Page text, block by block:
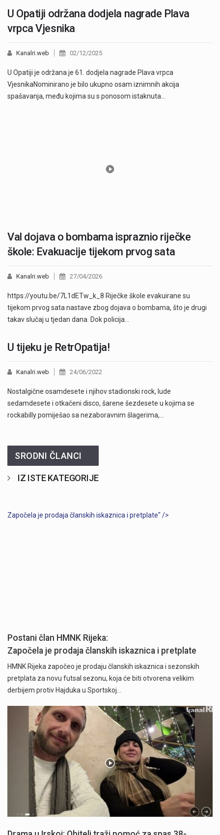
U Opatiji održana dodjela nagrade Plava
vrpca Vjesnika
Kanalri.web 02/12/2025
U Opatiji je održana je 61. dodjela nagrade Plava vrpca
VjesnikaNominirano je bilo ukupno osam iznimnih akcija
spašavanja, među kojima su s ponosom istaknuta…
Val dojava o bombama ispraznio riječke
škole: Evakuacije tijekom prvog sata
Kanalri.web 27/04/2026
https://youtu.be/7L1dETw_k_8 Riječke škole evakuirane su
tijekom prvog sata nastave zbog dojava o bombama, što je drugi
takav slučaj u tjedan dana. Dok policija…
U tijeku je RetrOpatija!
Kanalri.web 24/06/2022
Nostalgične osamdesete i njihov stadionski rock, lude
sedamdesete i otkačeni disco, šarene šezdesete u kojima se
rockabilly pomiješao sa nezaboravnim šlagerima,…
SRODNI ČLANCI
IZ ISTE KATEGORIJE
Započela je prodaja članskih iskaznica i pretplate" />
Postani član HMNK Rijeka:
Započela je prodaja članskih iskaznica i pretplate
HMNK Rijeka započeo je prodaju članskih iskaznica i sezonskih
pretplata za novu futsal sezonu, koja će biti otvorena velikim
derbijem protiv Hajduka u Sportskoj…